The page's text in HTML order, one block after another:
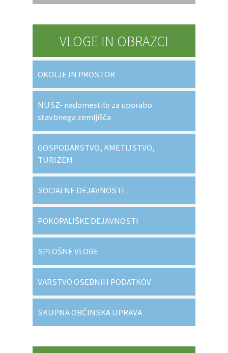
VLOGE IN OBRAZCI
OKOLJE IN PROSTOR
NUSZ- nadomestilo za uporabo
stavbnega zemljišča
GOSPODARSTVO, KMETIJSTVO,
TURIZEM
SOCIALNE DEJAVNOSTI
POKOPALIŠKE DEJAVNOSTI
SPLOŠNE VLOGE
VARSTVO OSEBNIH PODATKOV
SKUPNA OBČINSKA UPRAVA